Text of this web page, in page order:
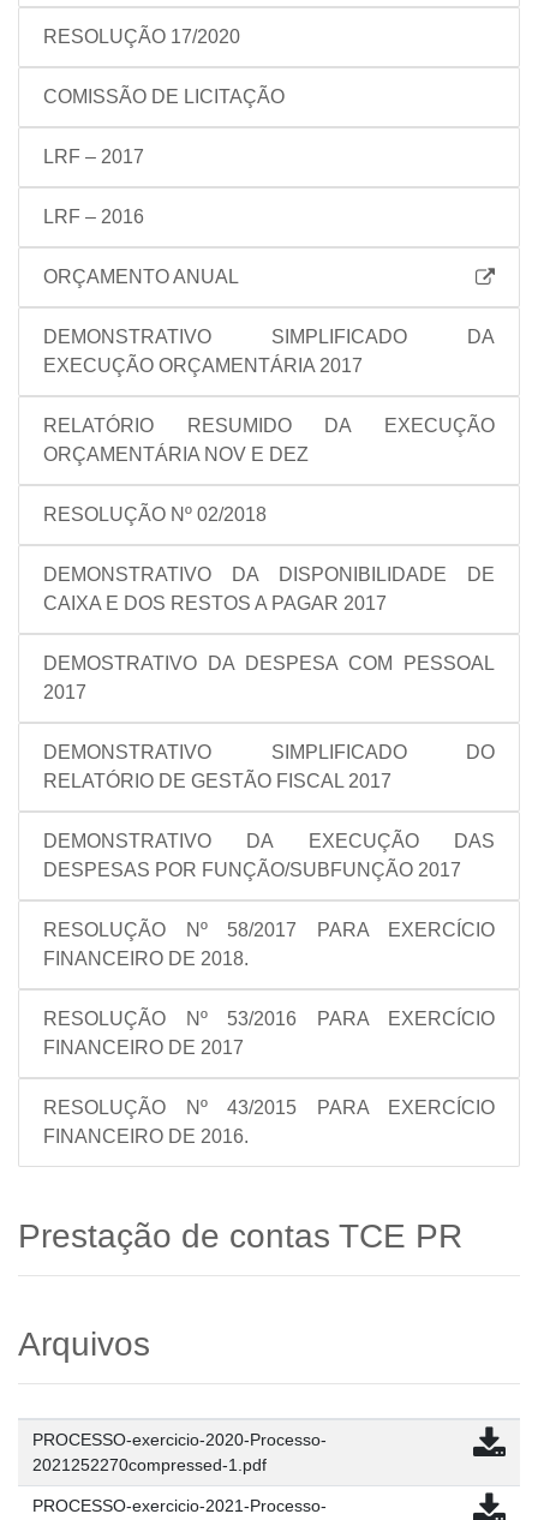
RESOLUÇÃO 17/2020
COMISSÃO DE LICITAÇÃO
LRF – 2017
LRF – 2016
ORÇAMENTO ANUAL
DEMONSTRATIVO SIMPLIFICADO DA
EXECUÇÃO ORÇAMENTÁRIA 2017
RELATÓRIO RESUMIDO DA EXECUÇÃO
ORÇAMENTÁRIA NOV E DEZ
RESOLUÇÃO Nº 02/2018
DEMONSTRATIVO DA DISPONIBILIDADE DE
CAIXA E DOS RESTOS A PAGAR 2017
DEMOSTRATIVO DA DESPESA COM PESSOAL
2017
DEMONSTRATIVO SIMPLIFICADO DO
RELATÓRIO DE GESTÃO FISCAL 2017
DEMONSTRATIVO DA EXECUÇÃO DAS
DESPESAS POR FUNÇÃO/SUBFUNÇÃO 2017
RESOLUÇÃO Nº 58/2017 PARA EXERCÍCIO
FINANCEIRO DE 2018.
RESOLUÇÃO Nº 53/2016 PARA EXERCÍCIO
FINANCEIRO DE 2017
RESOLUÇÃO Nº 43/2015 PARA EXERCÍCIO
FINANCEIRO DE 2016.
Prestação de contas TCE PR
Arquivos
PROCESSO-exercicio-2020-Processo-
2021252270compressed-1.pdf
PROCESSO-exercicio-2021-Processo-